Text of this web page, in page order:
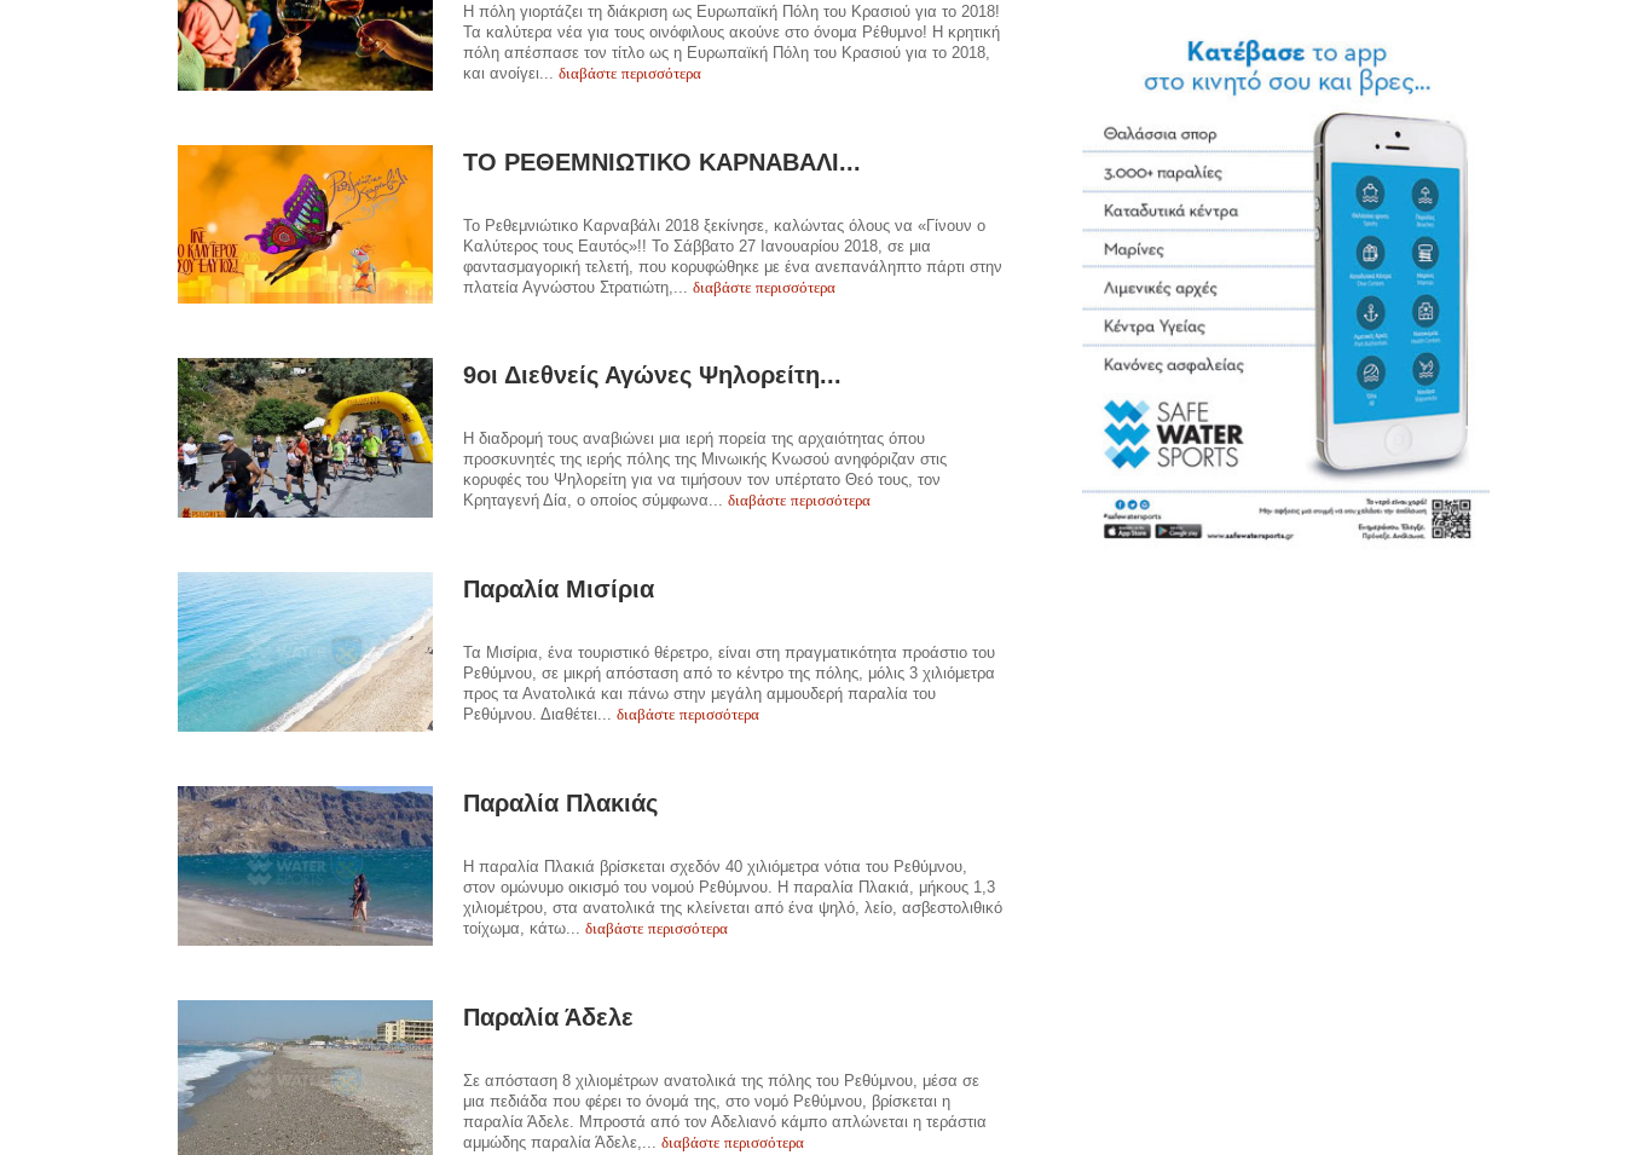
Η πόλη γιορτάζει τη διάκριση ως Ευρωπαϊκή Πόλη του Κρασιού για το 2018!
Τα καλύτερα νέα για τους οινόφιλους ακούνε στο όνομα Ρέθυμνο! Η κρητική
πόλη απέσπασε τον τίτλο ως η Ευρωπαϊκή Πόλη του Κρασιού για το 2018,
και ανοίγει...διαβάστε περισσότερα
ΤΟ ΡΕΘΕΜΝΙΩΤΙΚΟ ΚΑΡΝΑΒΑΛΙ...
Το Ρεθεμνιώτικο Καρναβάλι 2018 ξεκίνησε, καλώντας όλους να «Γίνουν ο
Καλύτερος τους Εαυτός»!! Το Σάββατο 27 Ιανουαρίου 2018, σε μια
φαντασμαγορική τελετή, που κορυφώθηκε με ένα ανεπανάληπτο πάρτι στην
πλατεία Αγνώστου Στρατιώτη,...διαβάστε περισσότερα
9οι Διεθνείς Αγώνες Ψηλορείτη...
Η διαδρομή τους αναβιώνει μια ιερή πορεία της αρχαιότητας όπου
προσκυνητές της ιερής πόλης της Μινωικής Κνωσού ανηφόριζαν στις
κορυφές του Ψηλορείτη για να τιμήσουν τον υπέρτατο Θεό τους, τον
Κρηταγενή Δία, ο οποίος σύμφωνα...διαβάστε περισσότερα
Παραλία Μισίρια
Τα Μισίρια, ένα τουριστικό θέρετρο, είναι στη πραγματικότητα προάστιο του
Ρεθύμνου, σε μικρή απόσταση από το κέντρο της πόλης, μόλις 3 χιλιόμετρα
προς τα Ανατολικά και πάνω στην μεγάλη αμμουδερή παραλία του
Ρεθύμνου. Διαθέτει...διαβάστε περισσότερα
Παραλία Πλακιάς
Η παραλία Πλακιά βρίσκεται σχεδόν 40 χιλιόμετρα νότια του Ρεθύμνου,
στον ομώνυμο οικισμό του νομού Ρεθύμνου. Η παραλία Πλακιά, μήκους 1,3
χιλιομέτρου, στα ανατολικά της κλείνεται από ένα ψηλό, λείο, ασβεστολιθικό
τοίχωμα, κάτω...διαβάστε περισσότερα
Παραλία Άδελε
Σε απόσταση 8 χιλιομέτρων ανατολικά της πόλης του Ρεθύμνου, μέσα σε
μια πεδιάδα που φέρει το όνομά της, στο νομό Ρεθύμνου, βρίσκεται η
παραλία Άδελε. Μπροστά από τον Αδελιανό κάμπο απλώνεται η τεράστια
αμμώδης παραλία Άδελε,...διαβάστε περισσότερα